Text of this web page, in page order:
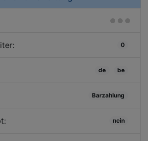
0
de be
Barzahlung
nein